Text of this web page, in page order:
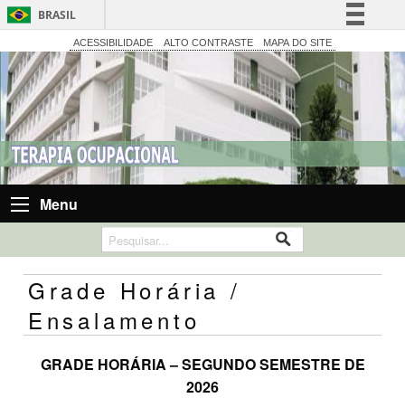
BRASIL
Simplifique!
Comunica BR
Participe
Acesso à informação
Legislação
Canais
ACESSIBILIDADE ALTO CONTRASTE MAPA DO SITE
Menu
Grade Horária /
Ensalamento
GRADE HORÁRIA – SEGUNDO SEMESTRE DE
2026